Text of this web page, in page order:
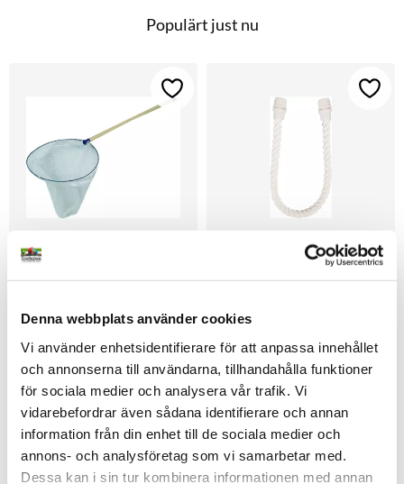
Denna webbplats använder cookies
Vi använder enhetsidentifierare för att anpassa innehållet
och annonserna till användarna, tillhandahålla funktioner
för sociala medier och analysera vår trafik. Vi
vidarebefordrar även sådana identifierare och annan
information från din enhet till de sociala medier och
annons- och analysföretag som vi samarbetar med.
Dessa kan i sin tur kombinera informationen med annan
Populärt just nu
diameter
för säker infångning av fåglar.
eller voljär.
149kr
Lägg till i favoriter
i lager
Flexibelt rep Large
99kr
Lägg
i lager
18 Lägg till i favoriter